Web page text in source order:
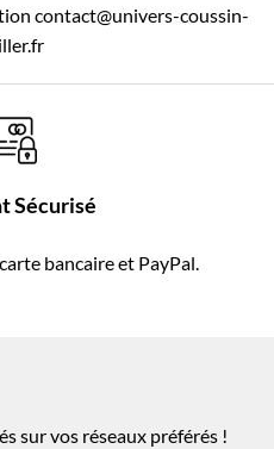
contact@univers-coussin-
Sécurisé
bancaire et PayPal.
sur vos réseaux préférés !